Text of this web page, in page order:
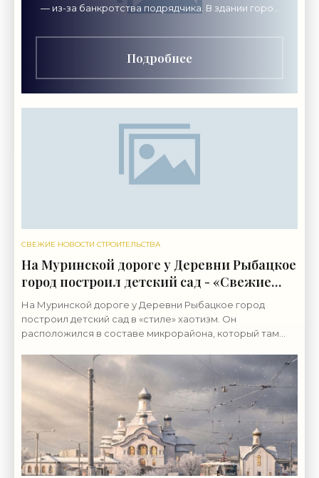
— из-за банкротства подрядчика. В здании город
индустрий «Локон».
Подробнее
СВЕЖИЕ НОВОСТИ СТРОИТЕЛЬСТВА
На Муринской дороге у Деревни Рыбацкое
город построил детский сад - «Свежие
новости строительства»
На Муринской дороге у Деревни Рыбацкое город
построил детский сад в «стиле» хаотизм. Он
расположился в составе микрорайона, который там
«Ручьи»